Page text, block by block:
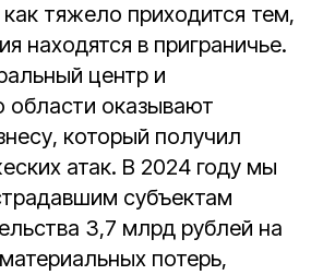
тяжело приходится тем,
находятся в приграничье.
центр и
области оказывают
который получил
атак. В 2024 году мы
субъектам
3,7 млрд рублей на
потерь,